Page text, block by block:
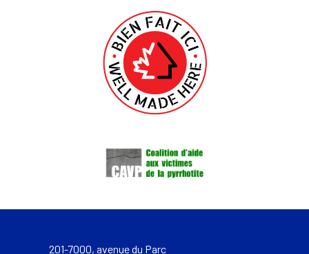
201-7000, avenue du Parc